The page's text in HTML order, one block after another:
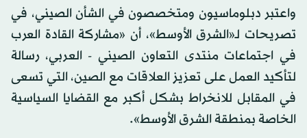
واعتبر دبلوماسيون ومتخصصون في الشأن الصيني، في
تصريحات لـ«الشرق الأوسط»، أن «مشاركة القادة العرب
في اجتماعات منتدى التعاون الصيني - العربي، رسالة
لتأكيد العمل على تعزيز العلاقات مع الصين، التي تسعى
في المقابل للانخراط بشكل أكبر مع القضايا السياسية
الخاصة بمنطقة الشرق الأوسط».